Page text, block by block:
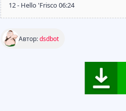
12 - Hello 'Frisco 06:24
Автор:dsdbot